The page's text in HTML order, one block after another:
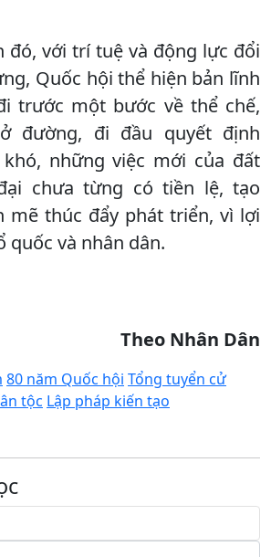
đó, với trí tuệ và động lực đổi
Quốc hội thể hiện bản lĩnh
trước một bước về thể chế,
đường, đi đầu quyết định
những việc mới của đất
chưa từng có tiền lệ, tạo
mẽ thúc đẩy phát triển, vì lợi
quốc và nhân dân.
Theo Nhân Dân
80 năm Quốc hội Tổng tuyển cử
tộc Lập pháp kiến tạo